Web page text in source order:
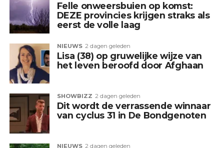
Felle onweersbuien op komst:
DEZE provincies krijgen straks als
eerst de volle laag
NIEUWS 2 dagen geleden
Lisa (38) op gruwelijke wijze van
het leven beroofd door Afghaan
SHOWBIZZ 2 dagen geleden
Dit wordt de verrassende winnaar
van cyclus 31 in De Bondgenoten
NIEUWS 2 dagen geleden